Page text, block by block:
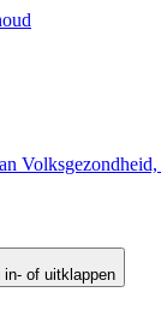
in- of uitklappen